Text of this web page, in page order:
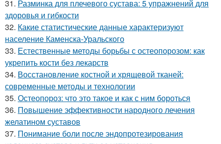
31. Разминка для плечевого сустава: 5 упражнений для
здоровья и гибкости
32. Какие статистические данные характеризуют
население Каменска-Уральского
33. Естественные методы борьбы с остеопорозом: как
укрепить кости без лекарств
34. Восстановление костной и хрящевой тканей:
современные методы и технологии
35. Остеопороз: что это такое и как с ним бороться
36. Повышение эффективности народного лечения
желатином суставов
37. Понимание боли после эндопротезирования